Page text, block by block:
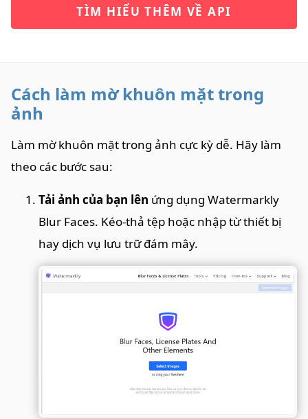
TÌM HIỂU THÊM VỀ API
Cách làm mờ khuôn mặt trong
ảnh
Làm mờ khuôn mặt trong ảnh cực kỳ dễ. Hãy làm
theo các bước sau:
Tải ảnh của bạn lên ứng dụng Watermarkly
Blur Faces. Kéo-thả tệp hoặc nhập từ thiết bị
hay dịch vụ lưu trữ đám mây.